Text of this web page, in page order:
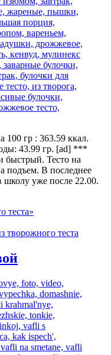
100 гр : 363.59 ккал.
43.99 гр. [ad] ***
быстрый. Тесто на
подъем. В последнее
школу уже после 22.00.
теста»
творожного теста